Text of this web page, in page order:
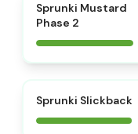
Sprunki Mustard
Phase 2
Sprunki Slickback